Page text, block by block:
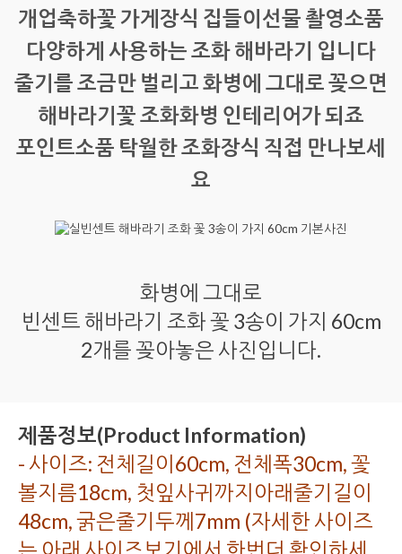
개업축하꽃 가게장식 집들이선물 촬영소품
다양하게 사용하는 조화 해바라기 입니다
줄기를 조금만 벌리고 화병에 그대로 꽂으면
해바라기꽃 조화화병 인테리어가 되죠
포인트소품 탁월한 조화장식 직접 만나보세
요
화병에 그대로
빈센트 해바라기 조화 꽃 3송이 가지 60cm
2개를 꽂아놓은 사진입니다.
제품정보(Product Information)
- 사이즈: 전체길이60cm, 전체폭30cm, 꽃
볼지름18cm, 첫잎사귀까지아래줄기길이
48cm, 굵은줄기두께7mm (자세한 사이즈